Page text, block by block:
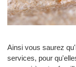
Ainsi vous saurez
services, pour